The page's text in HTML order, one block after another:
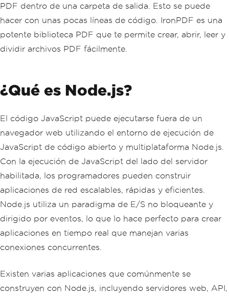
PDF dentro de una carpeta de salida. Esto se puede
hacer con unas pocas líneas de código. IronPDF es una
potente biblioteca PDF que te permite crear, abrir, leer y
dividir archivos PDF fácilmente.
¿Qué es Node.js?
El código JavaScript puede ejecutarse fuera de un
navegador web utilizando el entorno de ejecución de
JavaScript de código abierto y multiplataforma Node.js.
Con la ejecución de JavaScript del lado del servidor
habilitada, los programadores pueden construir
aplicaciones de red escalables, rápidas y eficientes.
Node.js utiliza un paradigma de E/S no bloqueante y
dirigido por eventos, lo que lo hace perfecto para crear
aplicaciones en tiempo real que manejan varias
conexiones concurrentes.
Existen varias aplicaciones que comúnmente se
construyen con Node.js, incluyendo servidores web, API,